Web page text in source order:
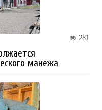
281
манежа